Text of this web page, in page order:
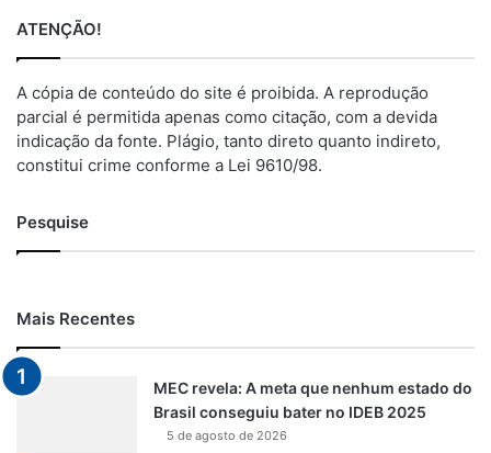
ATENÇÃO!
A cópia de conteúdo do site é proibida. A reprodução
parcial é permitida apenas como citação, com a devida
indicação da fonte. Plágio, tanto direto quanto indireto,
constitui crime conforme a Lei 9610/98.
Pesquise
Mais Recentes
MEC revela: A meta que nenhum estado do
Brasil conseguiu bater no IDEB 2025
5 de agosto de 2026